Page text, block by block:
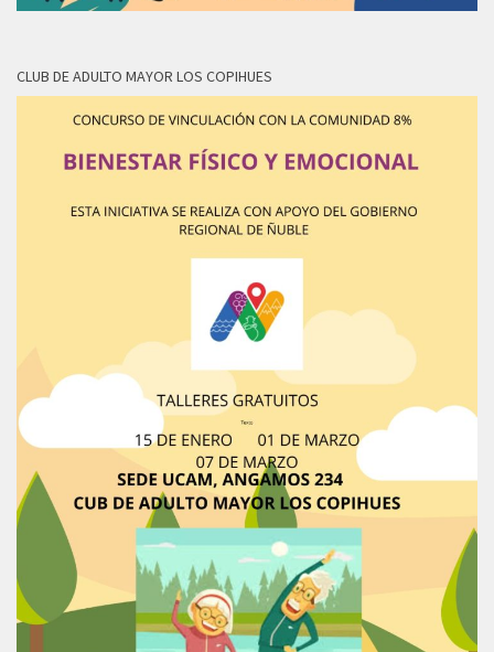
CLUB DE ADULTO MAYOR LOS COPIHUES